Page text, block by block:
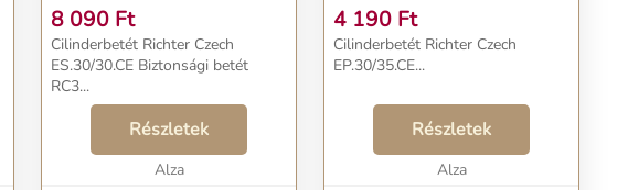
8 090 Ft
Cilinderbetét Richter Czech
ES.30/30.CE Biztonsági betét
RC3...
Részletek
Alza
4 190 Ft
Cilinderbetét Richter Czech
EP.30/35.CE...
Részletek
Alza